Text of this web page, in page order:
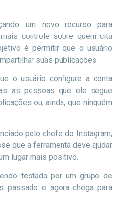
um novo recurso para
controle sobre quem cita
é permitir que o usuário
suas publicações.
o usuário configure a conta
as pessoas que ele segue
ou, ainda, que ninguém
pelo chefe do Instagram,
que a ferramenta deve ajudar
lugar mais positivo.
testada por um grupo de
passado e agora chega para